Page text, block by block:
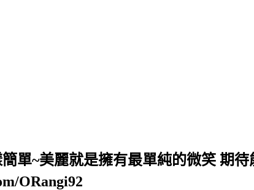
單~美麗就是擁有最單純的微笑 期待
ORangi92